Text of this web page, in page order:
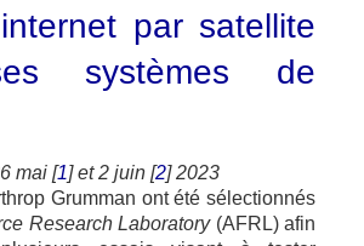
internet par satellite
systèmes de
mai [1] et 2 juin [2] 2023
Grumman ont été sélectionnés
Research Laboratory (AFRL) afin